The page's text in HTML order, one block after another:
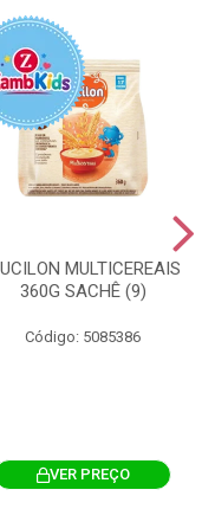
MULTICEREAIS
360G SACHÊ (9)
Código: 5085386
VER PREÇO